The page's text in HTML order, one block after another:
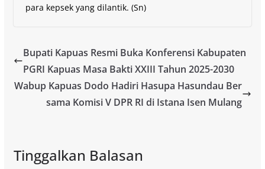
para kepsek yang dilantik. (Sn)
Bupati Kapuas Resmi Buka Konferensi Kabupaten
PGRI Kapuas Masa Bakti XXIII Tahun 2025-2030
Wabup Kapuas Dodo Hadiri Hasupa Hasundau Ber
sama Komisi V DPR RI di Istana Isen Mulang
Tinggalkan Balasan